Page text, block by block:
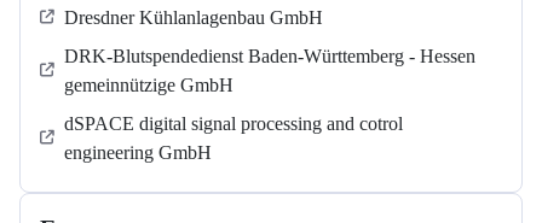
Dresdner Kühlanlagenbau GmbH
DRK-Blutspendedienst Baden-Württemberg - Hessen
gemeinnützige GmbH
dSPACE digital signal processing and cotrol
engineering GmbH